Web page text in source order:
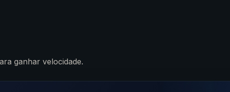
ganhar velocidade.